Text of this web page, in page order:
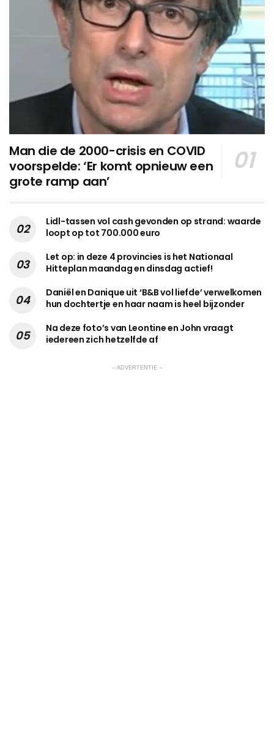
Man die de 2000-crisis en COVID
voorspelde: ‘Er komt opnieuw een
grote ramp aan’
Lidl-tassen vol cash gevonden op strand: waarde
loopt op tot 700.000 euro
Let op: in deze 4 provincies is het Nationaal
Hitteplan maandag en dinsdag actief!
Daniël en Danique uit ‘B&B vol liefde’ verwelkomen
hun dochtertje en haar naam is heel bijzonder
Na deze foto’s van Leontine en John vraagt
iedereen zich hetzelfde af
-- ADVERTENTIE --